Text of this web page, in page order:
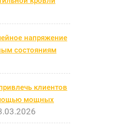
напряжение
состояниям
клиентов
мощных